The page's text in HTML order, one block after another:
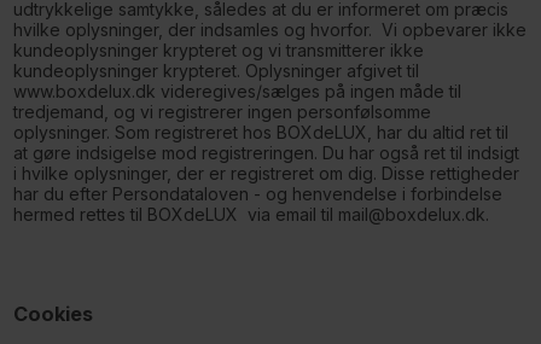
udtrykkelige samtykke, således at du er informeret om præcis
hvilke oplysninger, der indsamles og hvorfor. Vi opbevarer ikke
kundeoplysninger krypteret og vi transmitterer ikke
kundeoplysninger krypteret. Oplysninger afgivet til
www.boxdelux.dk videregives/sælges på ingen måde til
tredjemand, og vi registrerer ingen personfølsomme
oplysninger. Som registreret hos BOXdeLUX, har du altid ret til
at gøre indsigelse mod registreringen. Du har også ret til indsigt
i hvilke oplysninger, der er registreret om dig. Disse rettigheder
har du efter Persondataloven - og henvendelse i forbindelse
hermed rettes til BOXdeLUX via email til mail@boxdelux.dk.
Cookies